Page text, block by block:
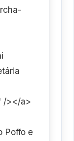
/></a>
Poffo e